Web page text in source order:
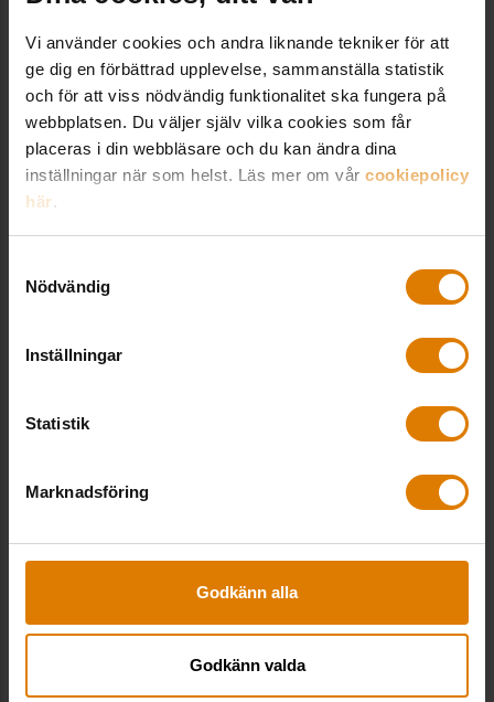
Vi använder cookies och andra liknande tekniker för att
ge dig en förbättrad upplevelse, sammanställa statistik
och för att viss nödvändig funktionalitet ska fungera på
webbplatsen. Du väljer själv vilka cookies som får
placeras i din webbläsare och du kan ändra dina
inställningar när som helst. Läs mer om vår cookiepolicy
här.
Nödvändig
Inställningar
Statistik
Marknadsföring
Godkänn alla
Godkänn valda
Snabbspår ger lägenhetschans utan
köpoäng
Tillsammans i det bostadssociala arbetet
19 maj
Boende,Nyproduktion,
Stockholm,15
SE ALLA UTBILDNINGAR